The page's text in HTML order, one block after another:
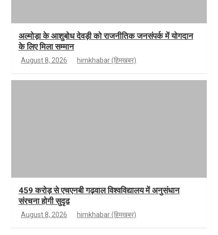
अल्मोड़ा के आशुबोध देवड़ी को राजनीतिक जनसंपर्क में योगदान
के लिए मिला सम्मान
August 8, 2026 himkhabar (हिमखबर)
459 करोड़ से एचएनबी गढ़वाल विश्वविद्यालय में अनुसंधान
संरचना होगी सुदृढ
August 8, 2026 himkhabar (हिमखबर)